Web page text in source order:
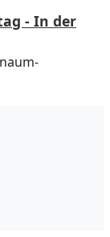
- In der